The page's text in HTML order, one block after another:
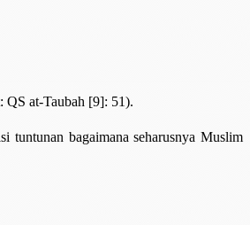
QS at-Taubah [9]: 51).
tuntunan bagaimana seharusnya Muslim